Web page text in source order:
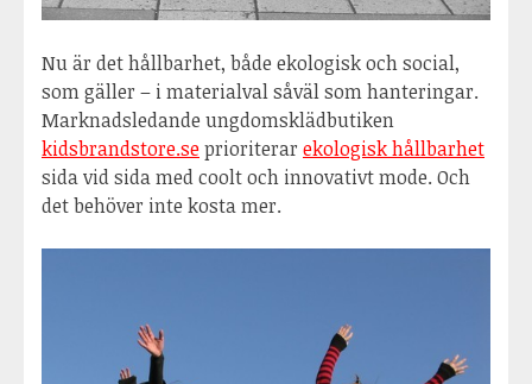
Nu är det hållbarhet, både ekologisk och social,
som gäller – i materialval såväl som hanteringar.
Marknadsledande ungdomsklädbutiken
kidsbrandstore.seprioriterar ekologisk hållbarhet
sida vid sida med coolt och innovativt mode. Och
det behöver inte kosta mer.